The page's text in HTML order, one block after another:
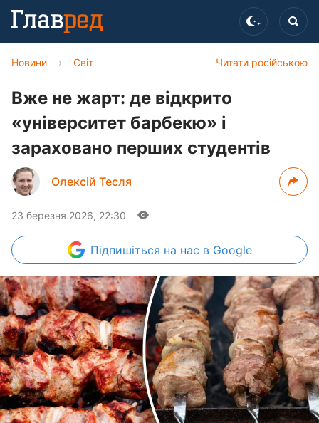
Читати російською
Новини › Світ
Вже не жарт: де відкрито
«університет барбекю» і
зараховано перших студентів
Олексій Тесля
23 березня 2026, 22:30
Підпишіться на нас в Google